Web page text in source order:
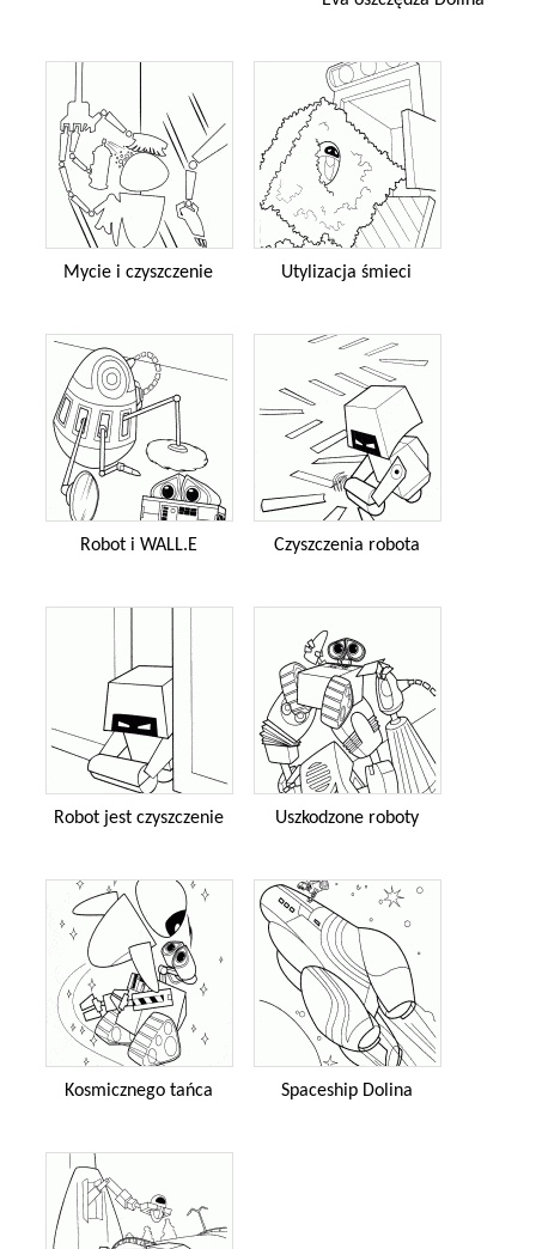
Mycie i czyszczenie Utylizacja śmieci
Robot i WALL.E Czyszczenia robota
Robot jest czyszczenie Uszkodzone roboty
Kosmicznego tańca Spaceship Dolina